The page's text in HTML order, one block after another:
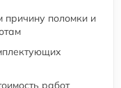
причину поломки и
работ